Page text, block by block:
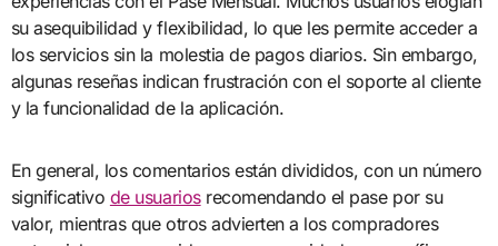
su asequibilidad y flexibilidad, lo que les permite acceder a
los servicios sin la molestia de pagos diarios. Sin embargo,
algunas reseñas indican frustración con el soporte al cliente
y la funcionalidad de la aplicación.
En general, los comentarios están divididos, con un número
significativo de usuariosrecomendando el pase por su
valor, mientras que otros advierten a los compradores